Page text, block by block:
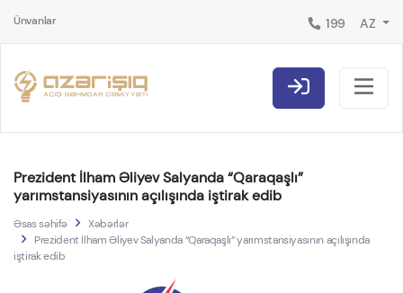
Ünvanlar 199 AZ
Prezident İlham Əliyev Salyanda “Qaraqaşlı”
yarımstansiyasının açılışında iştirak edib
Əsas səhifə
Xəbərlər
Prezident İlham Əliyev Salyanda “Qaraqaşlı” yarımstansiyasının açılışında
iştirak edib